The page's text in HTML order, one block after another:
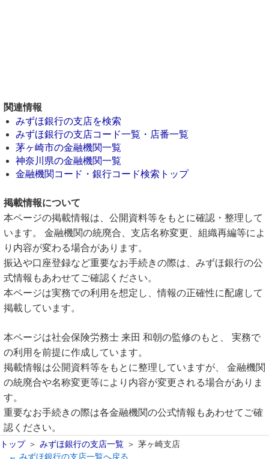
関連情報
みずほ銀行の支店を検索
みずほ銀行の支店コード一覧・店番一覧
茅ヶ崎市の金融機関一覧
神奈川県の金融機関一覧
金融機関コード・銀行コード検索トップ
掲載情報について
本ページの掲載情報は、公開資料等をもとに確認・整理して
います。 金融機関の統廃合、支店名称変更、組織再編等によ
り内容が変わる場合があります。
振込や口座登録など重要なお手続きの際は、みずほ銀行の公
式情報もあわせてご確認ください。
本ページは実務での利用を想定し、情報の正確性に配慮して
掲載しています。
本ページは社会保険労務士 来田 和朝の監修のもと、 実務で
の利用を前提に作成しています。
掲載情報は公開資料等をもとに整理していますが、 金融機関
の統廃合や名称変更等により内容が変更される場合がありま
す。
重要なお手続きの際は各金融機関の公式情報もあわせてご確
認ください。
トップ みずほ銀行の支店一覧
茅ヶ崎支店
← みずほ銀行の支店一覧へ戻る